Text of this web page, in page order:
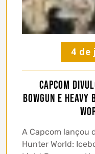
4 de
Capcom
Bowgun e
A Capcom lançou
Hunter World: